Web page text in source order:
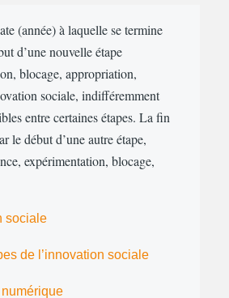
(année) à laquelle se termine
d’une nouvelle étape
blocage, appropriation,
sociale, indifféremment
entre certaines étapes. La fin
le début d’une autre étape,
expérimentation, blocage,
sociale
de l’innovation sociale
numérique